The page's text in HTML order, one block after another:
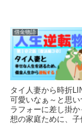
借金物語
タイ人妻から時折
可愛いなぁ～と思
ラフォーに差し掛
想の家庭ために、子